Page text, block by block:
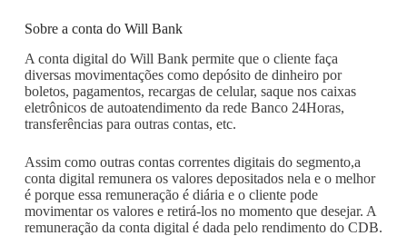
Sobre a conta do Will Bank
A conta digital do Will Bank permite que o cliente faça
diversas movimentações como depósito de dinheiro por
boletos, pagamentos, recargas de celular, saque nos caixas
eletrônicos de autoatendimento da rede Banco 24Horas,
transferências para outras contas, etc.
Assim como outras contas correntes digitais do segmento,a
conta digital remunera os valores depositados nela e o melhor
é porque essa remuneração é diária e o cliente pode
movimentar os valores e retirá-los no momento que desejar. A
remuneração da conta digital é dada pelo rendimento do CDB.